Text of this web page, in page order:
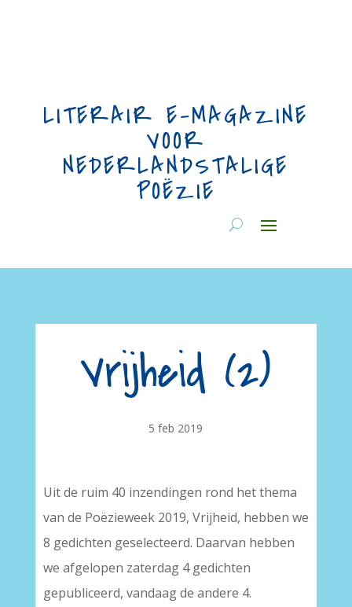
LITERAIR E-MAGAZINE
VOOR
NEDERLANDSTALIGE
POËZIE
Vrijheid (2)
5 feb 2019
Uit de ruim 40 inzendingen rond het thema
van de Poëzieweek 2019, Vrijheid, hebben we
8 gedichten geselecteerd. Daarvan hebben
we afgelopen zaterdag 4 gedichten
gepubliceerd, vandaag de andere 4.